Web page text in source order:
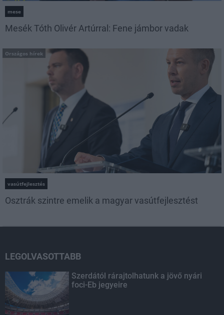
mese
Mesék Tóth Olivér Artúrral: Fene jámbor vadak
Országos hírek
vasútfejlesztés
Osztrák szintre emelik a magyar vasútfejlesztést
LEGOLVASOTTABB
Szerdától rárajtolhatunk a jövő nyári
foci-Eb jegyeire